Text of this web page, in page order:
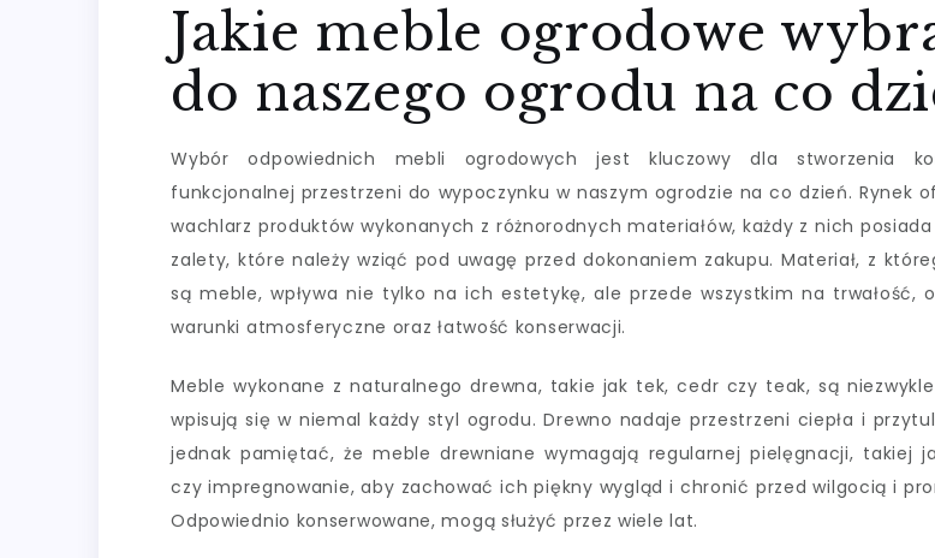
Jakie meble ogrodowe
do naszego ogrodu na co
Wybór odpowiednich mebli ogrodowych jest kluczowy dla stworzenia
funkcjonalnej przestrzeni do wypoczynku w naszym ogrodzie na co dzień. Rynek
wachlarz produktów wykonanych z różnorodnych materiałów, każdy z nich
zalety, które należy wziąć pod uwagę przed dokonaniem zakupu. Materiał, z
są meble, wpływa nie tylko na ich estetykę, ale przede wszystkim na trwałość,
warunki atmosferyczne oraz łatwość konserwacji.
Meble wykonane z naturalnego drewna, takie jak tek, cedr czy teak, są
wpisują się w niemal każdy styl ogrodu. Drewno nadaje przestrzeni ciepła i
jednak pamiętać, że meble drewniane wymagają regularnej pielęgnacji, takiej
czy impregnowanie, aby zachować ich piękny wygląd i chronić przed wilgocią i
Odpowiednio konserwowane, mogą służyć przez wiele lat.